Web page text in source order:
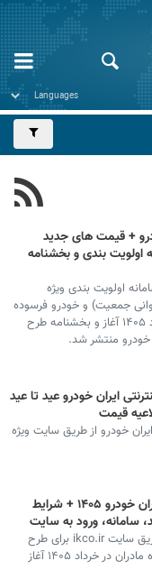
+ قیمت های جدید
اولویت بندی و بخشنامه
اولویت بندی ویژه
جمعیت) و خودرو فرسوده
با قیمت های جدید مصوب خرداد ۱۴۰۵ آغاز و بخشنامه طرح
منتشر شد.
ایران خودرو عید تا عید
خودرو از طریق سایت ویژه
فروش اینترنتی ایران خودرو ۱۴۰۵ + شرایط
سامانه، ورود به سایت
فروش اینترنتی ایران خودرو از طریق سایت ikco.ir برای طرح
مشارکت در تولید عید تا عید ویژه مادران در خرداد ۱۴۰۵ آغاز